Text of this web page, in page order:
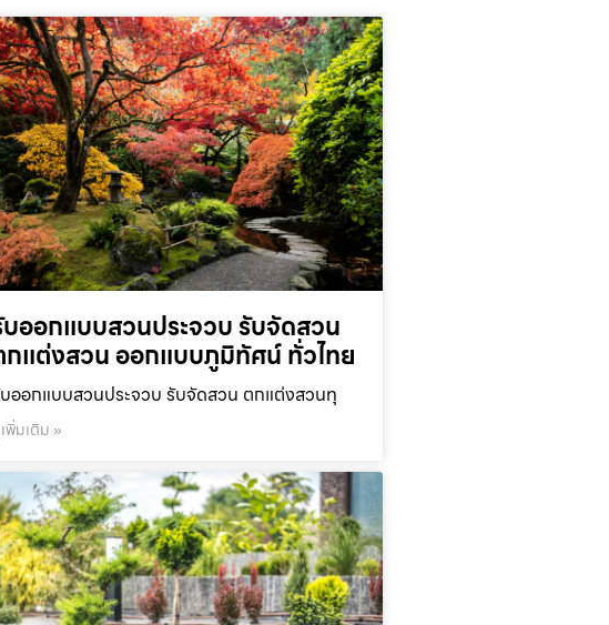
ออกแบบสวนประจวบ รับจัดสวน
แต่งสวน ออกแบบภูมิทัศน์ ทั่วไทย
ออกแบบสวนประจวบ รับจัดสวน ตกแต่งสวนทุ
พิ่มเติม »